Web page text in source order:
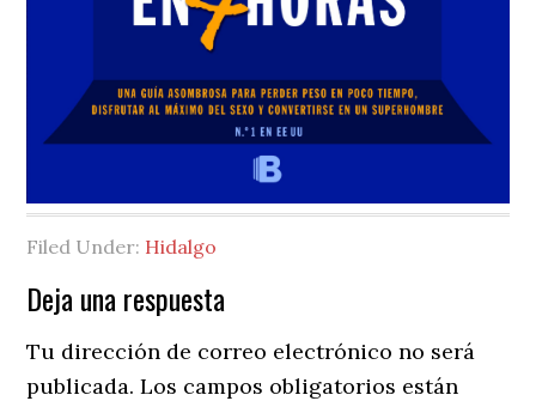
Filed Under: Hidalgo
Reader
Interactions
Deja una respuesta
Tu dirección de correo electrónico no será
publicada. Los campos obligatorios están